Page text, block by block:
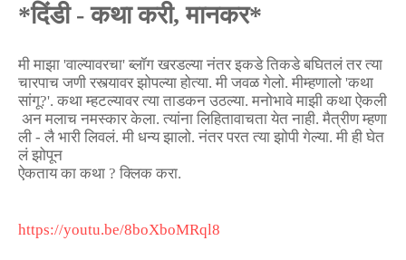
*दिंडी-कथा करी,मानकर*
मी माझा 'वाल्यावरचा' ब्लॉग खरडल्या नंतर इकडे तिकडे बघितलं तर त्या
चारपाच जणी रस्त्यावर झोपल्या होत्या. मी जवळ गेलो. मीम्हणालो 'कथा
सांगू?'. कथा म्हटल्यावर त्या ताडकन उठल्या. मनोभावे माझी कथा ऐकली
अन मलाच नमस्कार केला. त्यांना लिहितावाचता येत नाही. मैत्रीण म्हणा
ली - लै भारी लिवलं. मी धन्य झालो. नंतर परत त्या झोपी गेल्या. मी ही घेत
लं झोपून
ऐकताय का कथा ? क्लिक करा.
https://youtu.be/8boXboMRql8